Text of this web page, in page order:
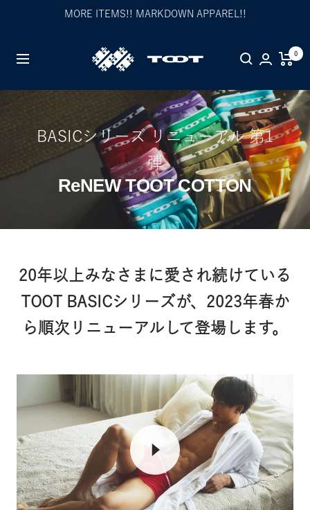
MORE ITEMS!! MARKDOWN APPAREL!!
Navigation
TOOT
公
イ
ト
0
BASICシリーズ リニューアル 第1
弾
ReNEW TOOT COTTON
20年以上みなさまに愛され続けている
TOOT BASICシリーズが、2023年春か
ら順次リニューアルして登場します。